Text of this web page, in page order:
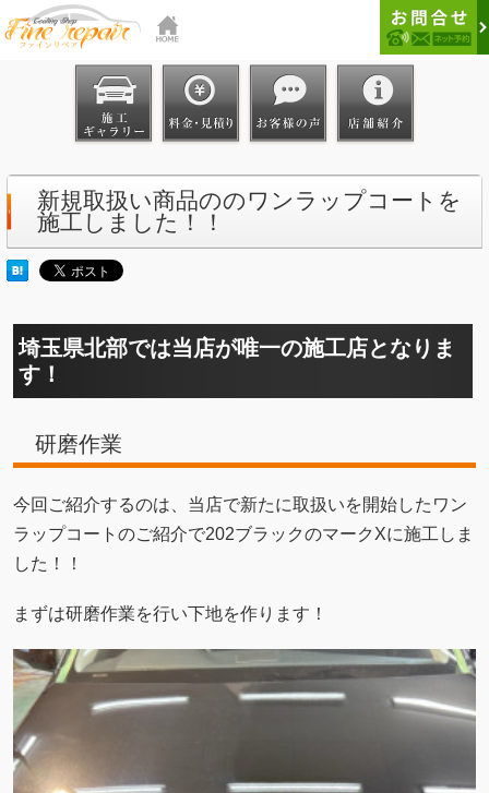
新規取扱い商品ののワンラップコートを
施工しました！！
埼玉県北部では当店が唯一の施工店となりま
す！
研磨作業
今回ご紹介するのは、当店で新たに取扱いを開始したワン
ラップコートのご紹介で202ブラックのマークXに施工しま
した！！
まずは研磨作業を行い下地を作ります！